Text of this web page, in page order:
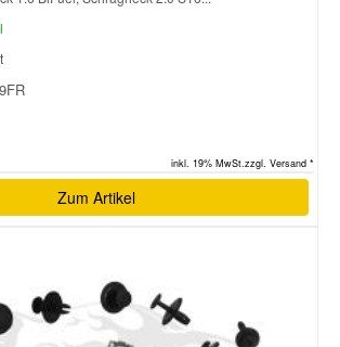
inkl. 19% MwSt.zzgl. Versand *
Zum Artikel